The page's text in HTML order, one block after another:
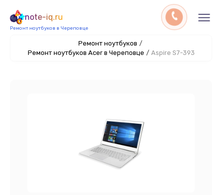
note-iq.ru
Ремонт ноутбуков в Череповце
Ремонт ноутбуков /
Ремонт ноутбуков Acer в Череповце / Aspire S7-393